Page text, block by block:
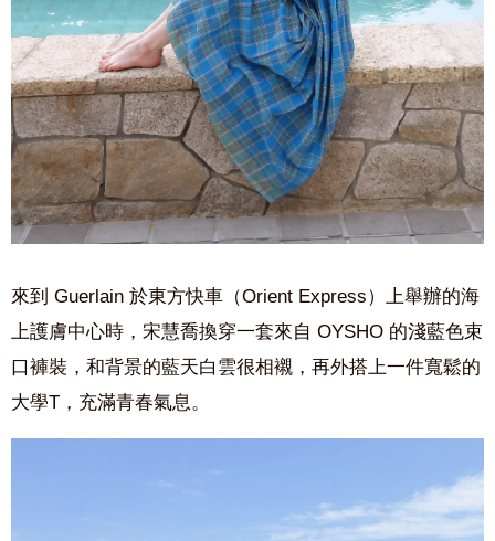
來到 Guerlain 於東方快車（Orient Express）上舉辦的海
上護膚中心時，宋慧喬換穿一套來自 OYSHO 的淺藍色束
口褲裝，和背景的藍天白雲很相襯，再外搭上一件寬鬆的
大學T，充滿青春氣息。